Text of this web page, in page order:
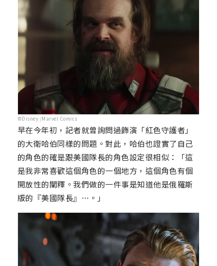
©Disney /Marvel Comics
早在今年初，記者就曾詢問過飾演「紅色守護者」
的大衛哈伯同樣的問題。對此，哈伯也證實了自己
的角色的確是跟美國隊長的角色設定很相似：「這
是我非常喜歡這個角色的一個地方，這個角色有個
開放性的闡釋。我們做的一件事是知道他是俄羅斯
版的『美國隊長』…。」